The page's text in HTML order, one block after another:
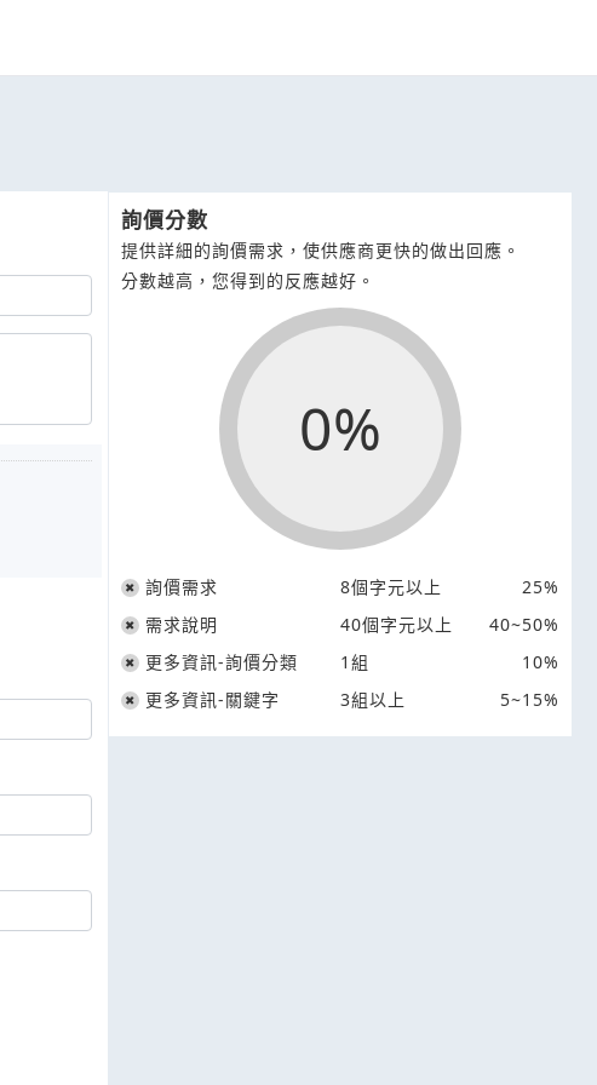
詢價分數
提供詳細的詢價需求，使供應商更快的做出回應。
分數越高，您得到的反應越好。
0%
詢價需求 8個字元以上
25%
需求說明
40個字元以上
40~50%
更多資訊-詢價分類
1組
10%
更多資訊-關鍵字
3組以上 5~15%